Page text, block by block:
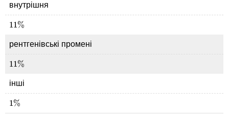
внутрішня
11%
11%
рентгенівські промені
11%
11%
інші
1%
1%